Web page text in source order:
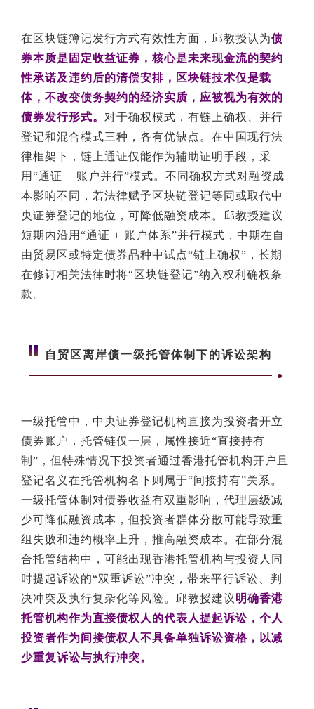
在区块链簿记发行方式有效性方面，邱教授认为债
券本质是固定收益证券，核心是未来现金流的契约
性承诺及违约后的清偿安排，区块链技术仅是载
体，不改变债务契约的经济实质，应被视为有效的
债券发行形式。 对于确权模式，有链上确权、并行
登记和混合模式三种，各有优缺点。在中国现行法
律框架下，链上通证仅能作为辅助证明手段，采
用“通证 + 账户并行”模式。不同确权方式对融资成
本影响不同，若法律赋予区块链登记等同或取代中
央证券登记的地位，可降低融资成本。邱教授建议
短期内沿用“通证 + 账户体系”并行模式，中期在自
由贸易区或特定债券品种中试点“链上确权”，长期
在修订相关法律时将“区块链登记”纳入权利确权条
款。
自贸区离岸债一级托管体制下的诉讼架构
一级托管中，中央证券登记机构直接为投资者开立
债券账户，托管链仅一层，属性接近“直接持有
制”，但特殊情况下投资者通过香港托管机构开户且
登记名义在托管机构名下则属于“间接持有”关系。
一级托管体制对债券收益有双重影响，代理层级减
少可降低融资成本，但投资者群体分散可能导致重
组失败和违约概率上升，推高融资成本。在部分混
合托管结构中，可能出现香港托管机构与投资人同
时提起诉讼的“双重诉讼”冲突，带来平行诉讼、判
决冲突及执行复杂化等风险。邱教授建议明确香港
托管机构作为直接债权人的代表人提起诉讼，个人
投资者作为间接债权人不具备单独诉讼资格，以减
少重复诉讼与执行冲突。